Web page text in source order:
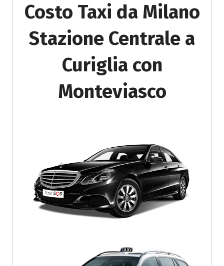
Costo Taxi da Milano
Stazione Centrale a
Curiglia con
Monteviasco